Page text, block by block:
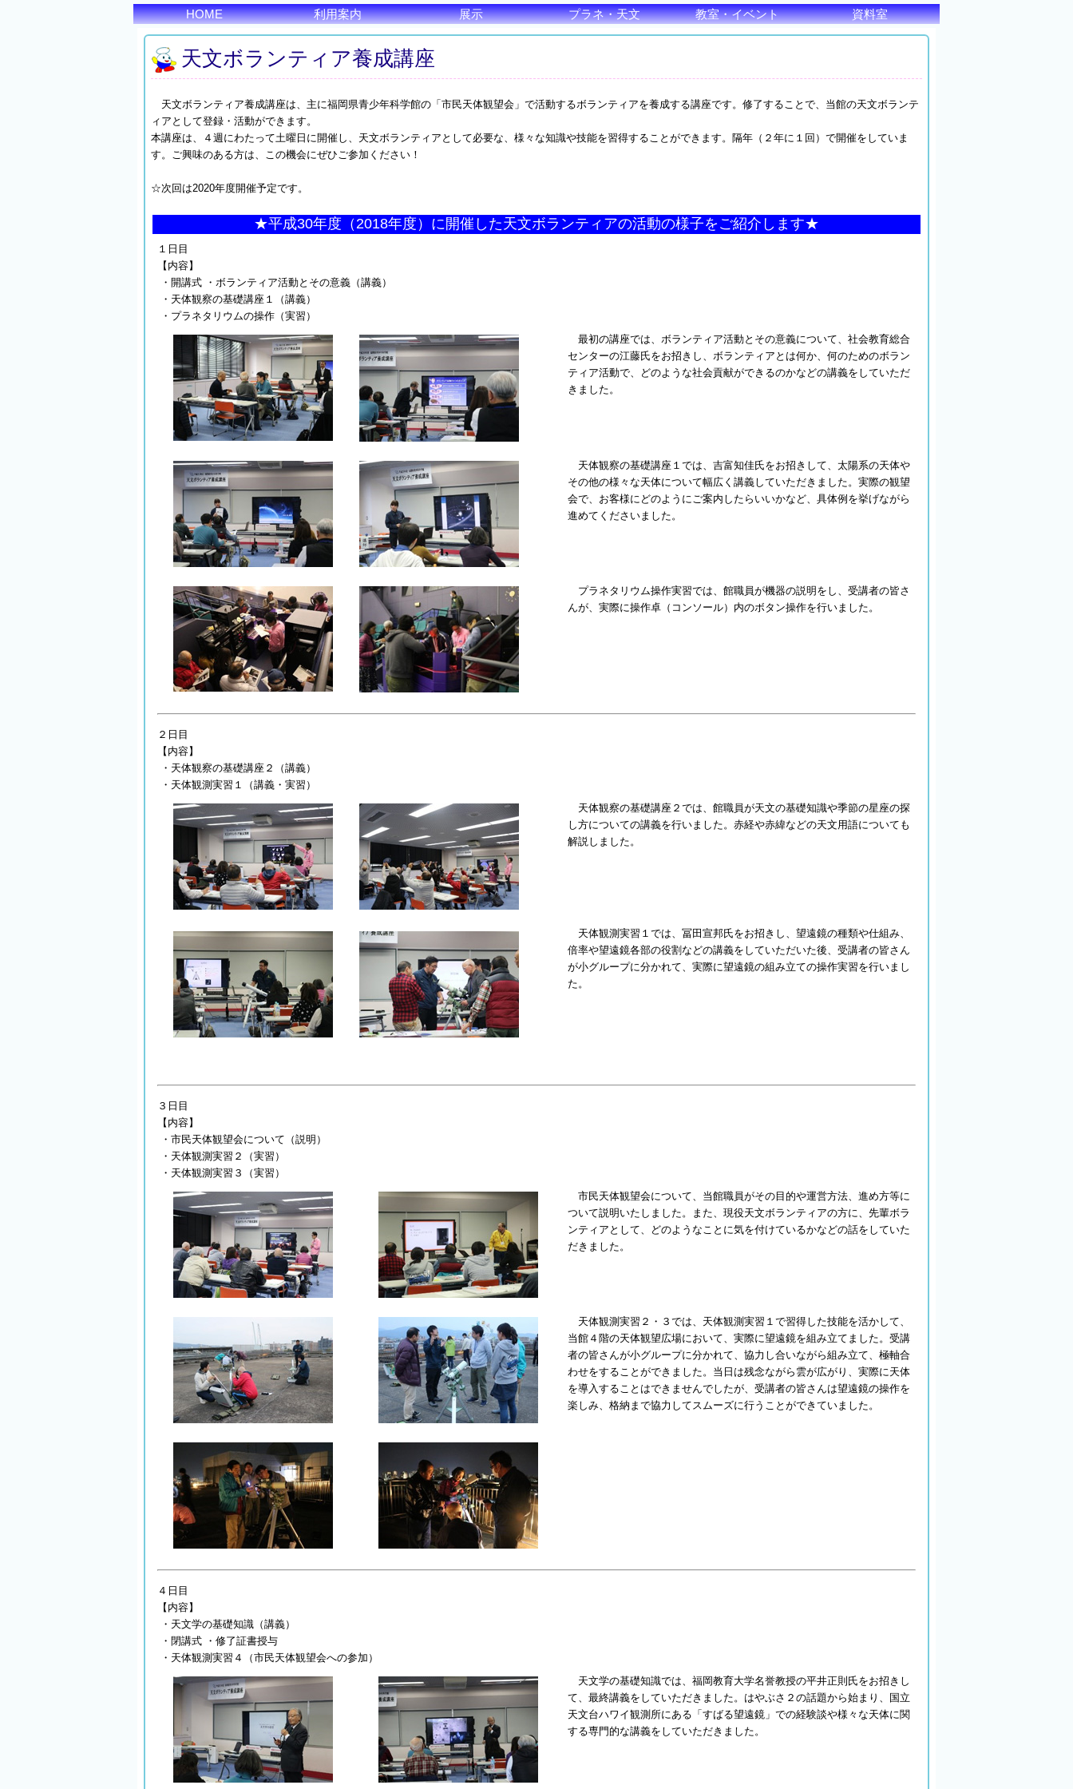
HOME 利用案内 展示 プラネ・天文 教室・イベント 資料室
天文ボランティア養成講座
天文ボランティア養成講座は、主に福岡県青少年科学館の「市民天体観望会」で活動するボランティアを養成する講座です。修了することで、当館の天文ボランテ
ィアとして登録・活動ができます。
本講座は、４週にわたって土曜日に開催し、天文ボランティアとして必要な、様々な知識や技能を習得することができます。隔年（２年に１回）で開催をしていま
す。ご興味のある方は、この機会にぜひご参加ください！
☆次回は2020年度開催予定です。
★平成30年度（2018年度）に開催した天文ボランティアの活動の様子をご紹介します★
１日目
【内容】
・開講式 ・ボランティア活動とその意義（講義）
・天体観察の基礎講座１（講義）
・プラネタリウムの操作（実習）
最初の講座では、ボランティア活動とその意義について、社会教育総合
センターの江藤氏をお招きし、ボランティアとは何か、何のためのボラン
ティア活動で、どのような社会貢献ができるのかなどの講義をしていただ
きました。
天体観察の基礎講座１では、吉富知佳氏をお招きして、太陽系の天体や
その他の様々な天体について幅広く講義していただきました。実際の観望
会で、お客様にどのようにご案内したらいいかなど、具体例を挙げながら
進めてくださいました。
プラネタリウム操作実習では、館職員が機器の説明をし、受講者の皆さ
んが、実際に操作卓（コンソール）内のボタン操作を行いました。
２日目
【内容】
・天体観察の基礎講座２（講義）
・天体観測実習１（講義・実習）
天体観察の基礎講座２では、館職員が天文の基礎知識や季節の星座の探
し方についての講義を行いました。赤経や赤緯などの天文用語についても
解説しました。
天体観測実習１では、冨田宣邦氏をお招きし、望遠鏡の種類や仕組み、
倍率や望遠鏡各部の役割などの講義をしていただいた後、受講者の皆さん
が小グループに分かれて、実際に望遠鏡の組み立ての操作実習を行いまし
た。
３日目
【内容】
・市民天体観望会について（説明）
・天体観測実習２（実習）
・天体観測実習３（実習）
市民天体観望会について、当館職員がその目的や運営方法、進め方等に
ついて説明いたしました。また、現役天文ボランティアの方に、先輩ボラ
ンティアとして、どのようなことに気を付けているかなどの話をしていた
だきました。
天体観測実習２・３では、天体観測実習１で習得した技能を活かして、
当館４階の天体観望広場において、実際に望遠鏡を組み立てました。受講
者の皆さんが小グループに分かれて、協力し合いながら組み立て、極軸合
わせをすることができました。当日は残念ながら雲が広がり、実際に天体
を導入することはできませんでしたが、受講者の皆さんは望遠鏡の操作を
楽しみ、格納まで協力してスムーズに行うことができていました。
４日目
【内容】
・天文学の基礎知識（講義）
・閉講式 ・修了証書授与
・天体観測実習４（市民天体観望会への参加）
天文学の基礎知識では、福岡教育大学名誉教授の平井正則氏をお招きし
て、最終講義をしていただきました。はやぶさ２の話題から始まり、国立
天文台ハワイ観測所にある「すばる望遠鏡」での経験談や様々な天体に関
する専門的な講義をしていただきました。